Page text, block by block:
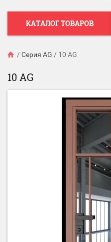
КАТАЛОГ ТОВАРОВ
/ Серия AG / 10 AG
10 AG